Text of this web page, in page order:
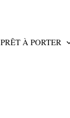
PRÊT À PORTER